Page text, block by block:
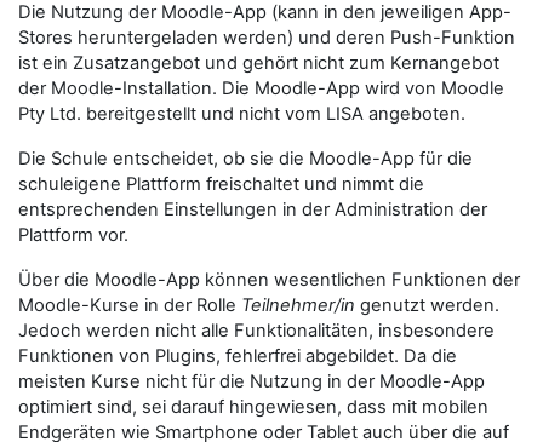
Die Nutzung der Moodle-App (kann in den jeweiligen App-
Stores heruntergeladen werden) und deren Push-Funktion
ist ein Zusatzangebot und gehört nicht zum Kernangebot
der Moodle-Installation. Die Moodle-App wird von Moodle
Pty Ltd. bereitgestellt und nicht vom LISA angeboten.
Die Schule entscheidet, ob sie die Moodle-App für die
schuleigene Plattform freischaltet und nimmt die
entsprechenden Einstellungen in der Administration der
Plattform vor.
Über die Moodle-App können wesentlichen Funktionen der
Moodle-Kurse in der Rolle Teilnehmer/in genutzt werden.
Jedoch werden nicht alle Funktionalitäten, insbesondere
Funktionen von Plugins, fehlerfrei abgebildet. Da die
meisten Kurse nicht für die Nutzung in der Moodle-App
optimiert sind, sei darauf hingewiesen, dass mit mobilen
Endgeräten wie Smartphone oder Tablet auch über die auf